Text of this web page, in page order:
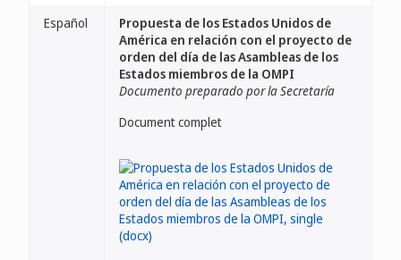
Español
Propuesta de los Estados Unidos de
América en relación con el proyecto de
orden del día de las Asambleas de los
Estados miembros de la OMPI
Documento preparado por la Secretaría
Document complet